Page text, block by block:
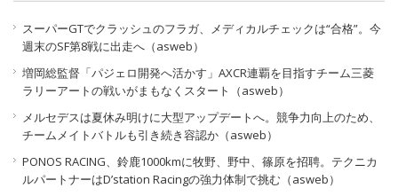
スーパーGTでクラッシュのフラガ、メディカルチェックは“合格”。今
週末のSF第8戦に出走へ（asweb）
増岡総監督「パジェロ開発へ活かす」AXCR連覇を目指すチーム三菱
ラリーアートの戦いがまもなくスタート（asweb）
メルセデスは夏休み明けに大型アップデートへ。競争力向上のため、
チームメイトバトルも引き続き容認か（asweb）
PONOS RACING、鈴鹿1000kmに牧野、野中、篠原を招聘。テクニカ
ルパートナーはD’station Racingの強力体制で挑む（asweb）